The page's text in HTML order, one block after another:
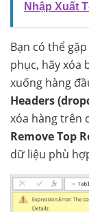
Nhập Xuất
Bạn có thể
phục, hãy xóa
xuống hàng
Headers
xóa hàng trên
Remove Top
dữ liệu phù